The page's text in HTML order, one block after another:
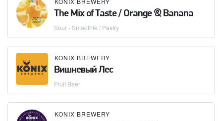
The Mix of Taste / Orange & Banana
Sour - Smoothie / Pastry
KONIX BREWERY
Вишневый Лес
Fruit Beer
KONIX BREWERY